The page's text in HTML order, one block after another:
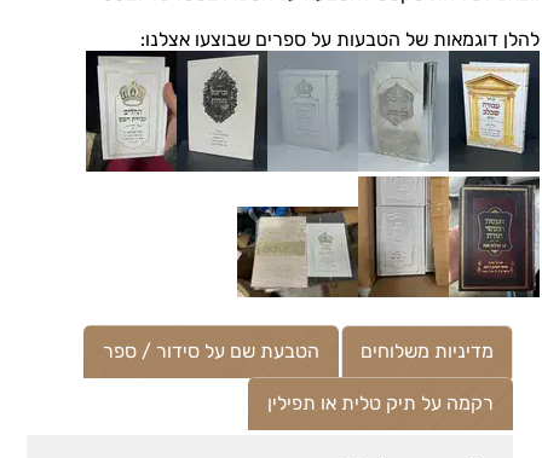
להלן דוגמאות של הטבעות על ספרים שבוצעו אצלנו:
מדיניות משלוחים הטבעת שם על סידור / ספר
רקמה על תיק טלית או תפילין